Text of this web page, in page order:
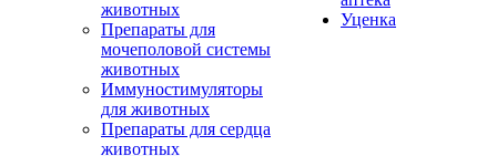
животных
Препараты для
мочеполовой системы
животных
Иммуностимуляторы
для животных
Препараты для сердца
животных
Уценка